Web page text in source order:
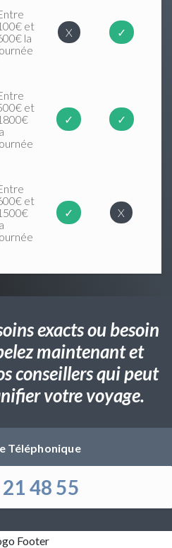
et
la
X ✓
et
✓ ✓
et
✓ X
exacts ou besoin
maintenant et
conseillers qui peut
votre voyage.
Téléphonique
48 55